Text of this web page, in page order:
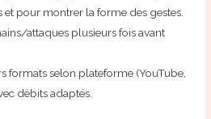
et pour montrer la forme des gestes.
attaques plusieurs fois avant
formats selon plateforme (YouTube,
débits adaptés.